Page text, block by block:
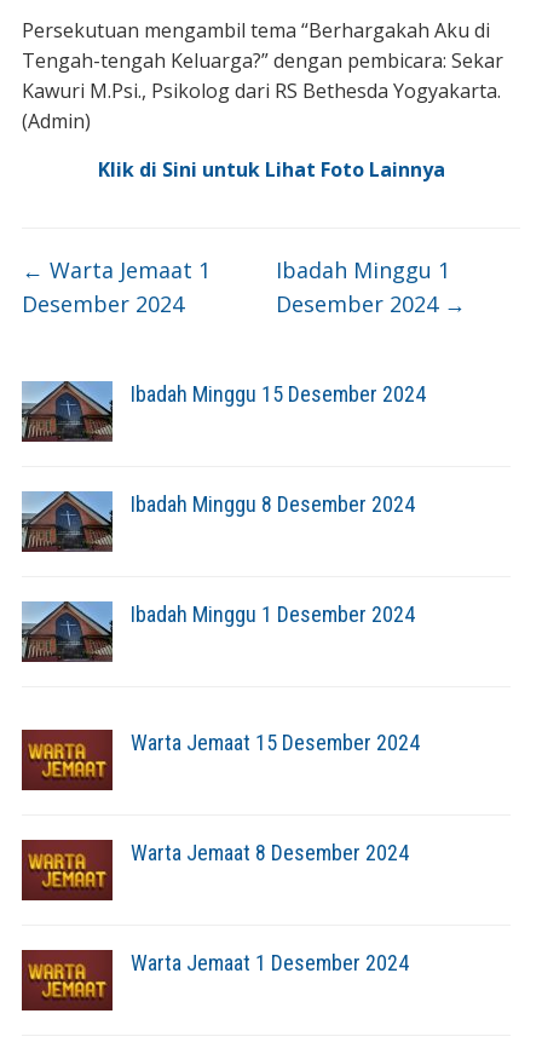
Ibadah Minggu 15 Desember 2024
Ibadah Minggu 8 Desember 2024
Ibadah Minggu 1 Desember 2024
Warta Jemaat 15 Desember 2024
Warta Jemaat 8 Desember 2024
Warta Jemaat 1 Desember 2024
Persekutuan mengambil tema “Berhargakah Aku di
Tengah-tengah Keluarga?” dengan pembicara: Sekar
Kawuri M.Psi., Psikolog dari RS Bethesda Yogyakarta.
(Admin)
Klik di Sini untuk Lihat Foto Lainnya
← Warta Jemaat 1
Desember 2024
Ibadah Minggu 1
Desember 2024 →